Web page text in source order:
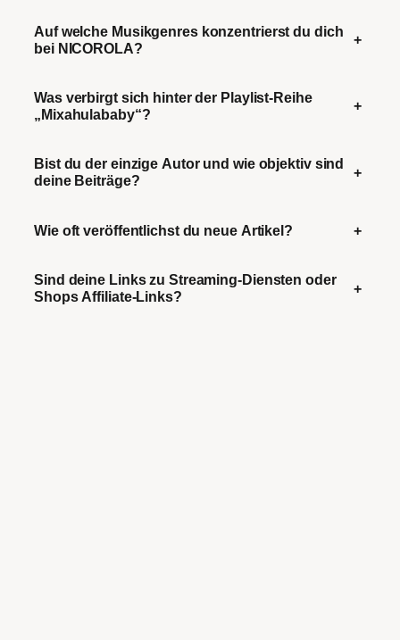
Auf welche Musikgenres konzentrierst du dich
bei NICOROLA?
+
Was verbirgt sich hinter der Playlist-Reihe
„Mixahulababy“?
+
Bist du der einzige Autor und wie objektiv sind
deine Beiträge?
+
Wie oft veröffentlichst du neue Artikel? +
Sind deine Links zu Streaming-Diensten oder
Shops Affiliate-Links?
+